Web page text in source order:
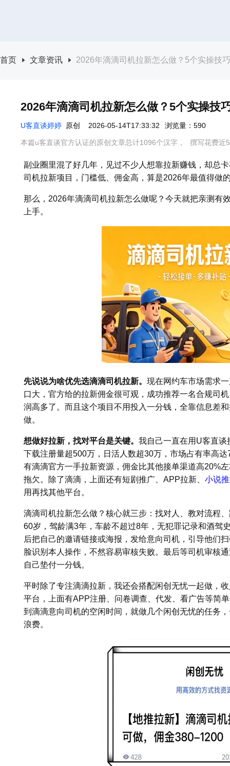
首页 文章资讯 2026年滴滴司机拉新怎么做？5个实操技
2026年滴滴司机拉新怎么做？5个实操技
U客直谈婷婷 原创 2026-05-14T17:33:32 浏览量：590
本篇u客直谈官方认证的原创文章总计1096个汉字， 撰写花费近
副业圈里混了好几年，见过不少人想靠拉新赚钱，却总
司机拉新项目，门槛低、佣金高，算是2026年最值得做
那么，2026年滴滴司机拉新怎么做呢？今天就把亲测有
上手。
先说说为啥优先选滴滴司机拉新。 现在网约车市场需求
口大，官方给的拉新佣金很可观，成功推荐一名合规司
润高多了。而且这个项目不用投入一分钱，全靠信息差
做。
想做好拉新，找对平台是关键。 我自己一直在用U客直
下载注册量超500万，日活人数超30万，市场占有率高
有滴滴官方一手拉新资源，佣金比其他接单渠道高20%
拖欠。除了滴滴，上面还有短剧推广、APP拉新、 小说
用再找其他平台。
滴滴司机拉新怎么做？核心就三步：找对人、教对流程
60岁，驾龄满3年，车龄不超过8年，无犯罪记录和酒驾
后把自己的邀请链接或海报，发给意向司机，引导他们
脸识别本人操作，不然容易审核失败。最后等司机审核
自己垫付一分钱。
平时除了专注滴滴拉新，我还会搭配闲创无忧一起做，
平台，上面有APP注册、问卷调查、代发、看广告等简
到滴滴意向司机的空闲时间，就做几个闲创无忧的任务
浪费。